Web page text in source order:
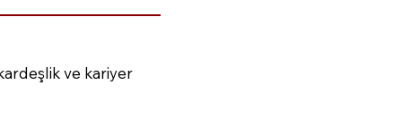
ve kariyer